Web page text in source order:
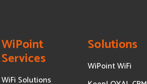
WiPoint
Services
WiFi Solutions
Solutions
WiPoint WiFi